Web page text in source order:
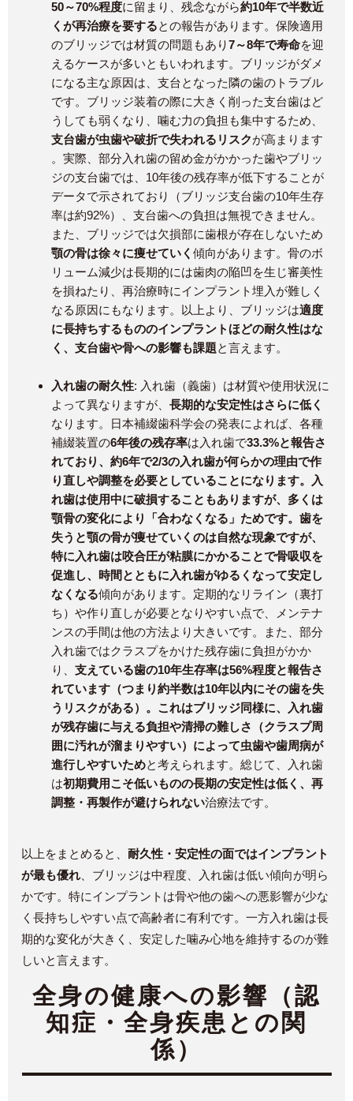
50～70%程度に留まり、残念ながら約10年で半数近
くが再治療を要するとの報告があります​。保険適用
のブリッジでは材質の問題もあり7～8年で寿命を迎
えるケースが多いともいわれます​。ブリッジがダメ
になる主な原因は、支台となった隣の歯のトラブル
です。ブリッジ装着の際に大きく削った支台歯はど
うしても弱くなり、噛む力の負担も集中するため、
支台歯が虫歯や破折で失われるリスクが高まります​
。実際、部分入れ歯の留め金がかかった歯やブリッ
ジの支台歯では、10年後の残存率が低下することが
データで示されており（ブリッジ支台歯の10年生存
率は約92%）、支台歯への負担は無視できません。
また、ブリッジでは欠損部に歯根が存在しないため
顎の骨は徐々に痩せていく 傾向があります​。骨のボ
リューム減少は長期的には歯肉の陥凹を生じ審美性
を損ねたり、再治療時にインプラント埋入が難しく
なる原因にもなります。以上より、ブリッジは適度
に長持ちするもののインプラントほどの耐久性はな
く、支台歯や骨への影響も課題と言えます。
入れ歯の耐久性: 入れ歯（義歯）は材質や使用状況に
よって異なりますが、 長期的な安定性はさらに低く
なります。日本補綴歯科学会の発表によれば、各種
補綴装置の6年後の残存率は入れ歯で33.3%と報告さ
れており、約6年で2/3の入れ歯が何らかの理由で作
り直しや調整を必要としていることになります。入
れ歯は使用中に破損することもありますが、多くは
顎骨の変化により「合わなくなる」ためです。歯を
失うと顎の骨が痩せていくのは自然な現象ですが、
特に入れ歯は咬合圧が粘膜にかかることで骨吸収を
促進し、時間とともに入れ歯がゆるくなって安定し
なくなる傾向があります。定期的なリライン（裏打
ち）や作り直しが必要となりやすい点で、メンテナ
ンスの手間は他の方法より大きいです。また、部分
入れ歯ではクラスプをかけた残存歯に負担がかか
り、 支えている歯の10年生存率は56%程度と報告さ
れています（つまり約半数は10年以内にその歯を失
うリスクがある）。これはブリッジ同様に、入れ歯
が残存歯に与える負担や清掃の難しさ（クラスプ周
囲に汚れが溜まりやすい）によって虫歯や歯周病が
進行しやすいためと考えられます。総じて、入れ歯
は初期費用こそ低いものの長期の安定性は低く、再
調整・再製作が避けられない治療法です。
以上をまとめると、耐久性・安定性の面ではインプラント
が最も優れ 、ブリッジは中程度、入れ歯は低い傾向が明ら
かです。特にインプラントは骨や他の歯への悪影響が少な
く長持ちしやすい点で高齢者に有利です。一方入れ歯は長
期的な変化が大きく、安定した噛み心地を維持するのが難
しいと言えます。
全身の健康への影響（認
知症・全身疾患との関
係）